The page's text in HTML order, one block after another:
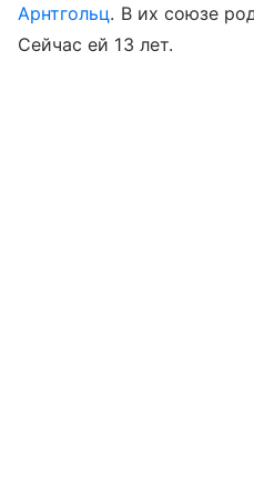
Арнтгольц. В их союзе
Сейчас ей 13 лет.